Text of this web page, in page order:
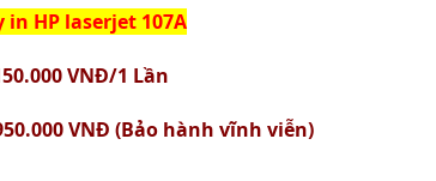
in HP laserjet 107A
VNĐ/1 Lần
VNĐ (Bảo hành vĩnh viễn)